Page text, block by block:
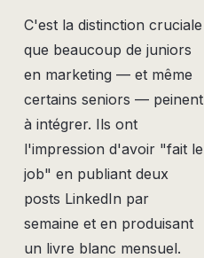
C'est la distinction cruciale
que beaucoup de juniors
en marketing — et même
certains seniors — peinent
à intégrer. Ils ont
l'impression d'avoir "fait le
job" en publiant deux
posts LinkedIn par
semaine et en produisant
un livre blanc mensuel.